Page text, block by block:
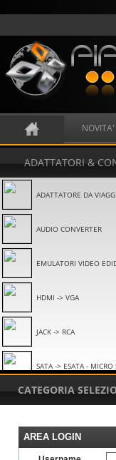
NOVITA'
ADATTATORI &
ADATTATORE DA
AUDIO CONVERTER
EMULATORI VIDEO
HDMI -> VGA
JACK -> RCA
SATA -> ESATA - MICRO
USB -> SERIALE-
CATEGORIA
AREA LOGIN